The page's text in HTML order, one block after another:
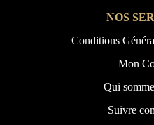
NOS
Conditions
Mon
Qui
Suivre